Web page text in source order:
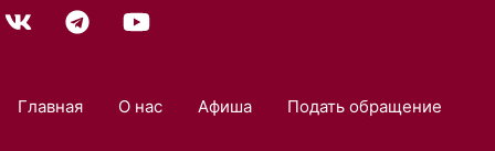
Главная О нас Афиша Подать обращение